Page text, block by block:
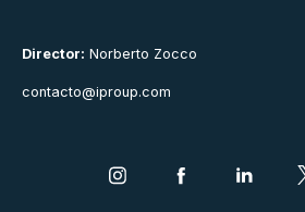
Director: Norberto Zocco
contacto@iproup.com